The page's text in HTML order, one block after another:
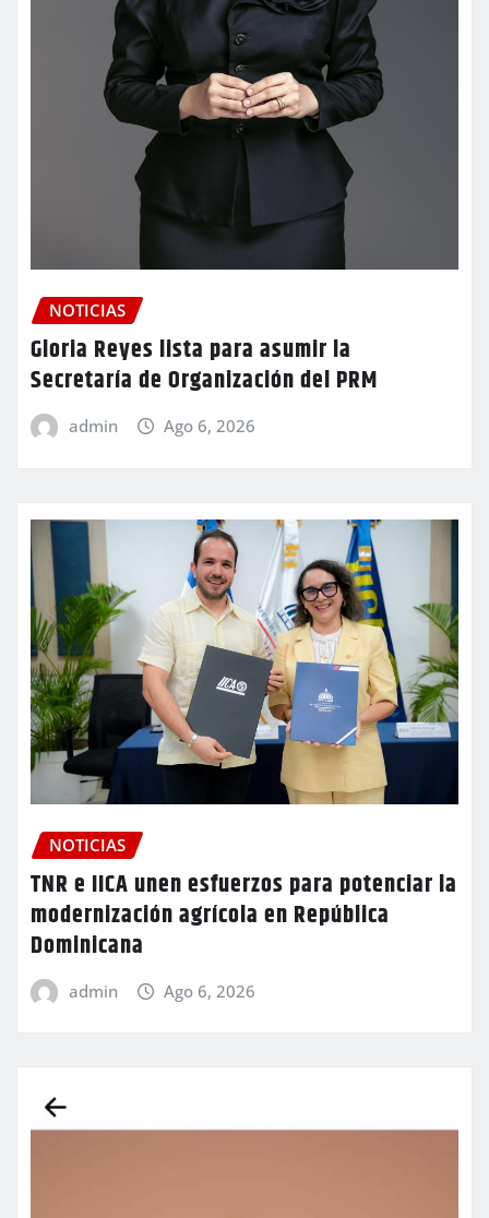
NOTICIAS
Gloria Reyes lista para asumir la
Secretaría de Organización del PRM
admin Ago 6, 2026
NOTICIAS
TNR e IICA unen esfuerzos para potenciar la
modernización agrícola en República
Dominicana
admin Ago 6, 2026